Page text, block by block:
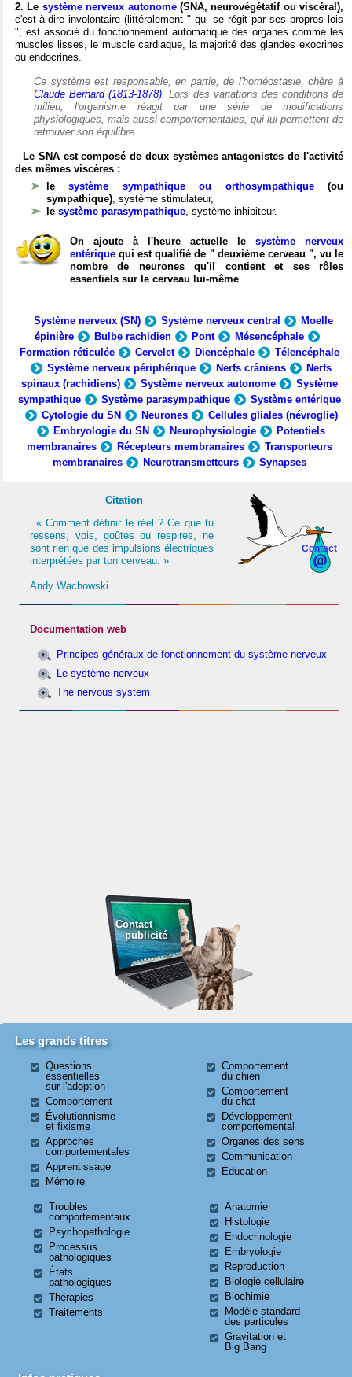
2. Le système nerveux autonome(SNA, neurovégétatif ou viscéral),
c'est-à-dire involontaire (littéralement " qui se régit par ses propres lois
", est associé du fonctionnement automatique des organes comme les
muscles lisses, le muscle cardiaque, la majorité des glandes exocrines
ou endocrines.
Ce système est responsable, en partie, de l'homéostasie, chère à
Claude Bernard (1813-1878). Lors des variations des conditions de
milieu, l'organisme réagit par une série de modifications
physiologiques, mais aussi comportementales, qui lui permettent de
retrouver son équilibre.
Le SNA est composé de deux systèmes antagonistes de l'activité
des mêmes viscères :
lesystème sympathique ou orthosympathique(ou
sympathique), système stimulateur,
le système parasympathique, système inhibiteur.
On ajoute à l'heure actuelle le système nerveux
entérique qui est qualifié de " deuxième cerveau ", vu le
nombre de neurones qu'il contient et ses rôles
essentiels sur le cerveau lui-même
Système nerveux (SN) Système nerveux central
Moelle
épinière
Bulbe rachidien Pont
Mésencéphale
Formation réticulée
Cervelet Diencéphale
Télencéphale
Système nerveux périphérique
Nerfs crâniens
Nerfs
spinaux (rachidiens)
Système nerveux autonome
Système
sympathique
Système parasympathique
Système entérique
Cytologie du SN
Neurones
Cellules gliales (névroglie)
Embryologie du SN
Neurophysiologie
Potentiels
membranaires
Récepteurs membranaires
Transporteurs
membranaires
Neurotransmetteurs Synapses
Contact
Citation
« Comment définir le réel ? Ce que tu
ressens, vois, goûtes ou respires, ne
sont rien que des impulsions électriques
interprétées par ton cerveau. »
Andy Wachowski
Documentation web
Principes généraux de fonctionnement du système nerveux
Le système nerveux
The nervous system
Contact
publicité
Les grands titres
Questions
essentielles
sur l'adoption
Comportement
Évolutionnisme
et fixisme
Approches
comportementales
Apprentissage
Mémoire
Comportement
du chien
Comportement
du chat
Développement
comportemental
Organes des sens
Communication
Éducation
Troubles
comportementaux
Psychopathologie
Processus
pathologiques
États
pathologiques
Thérapies
Traitements
Anatomie
Histologie
Endocrinologie
Embryologie
Reproduction
Biologie cellulaire
Biochimie
Modèle standard
des particules
Gravitation et
Big Bang